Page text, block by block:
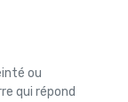
ou
qui répond